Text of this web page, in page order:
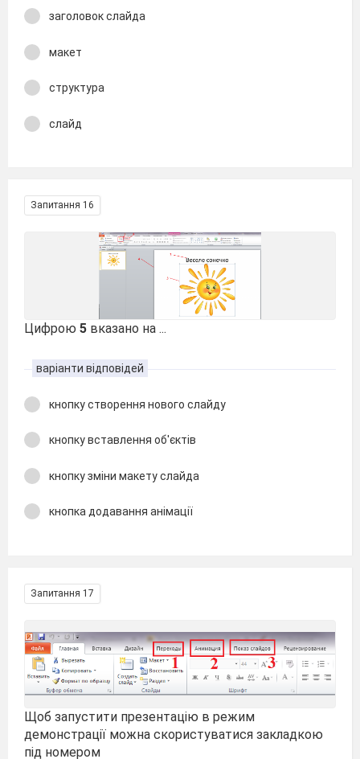
заголовок слайда
макет
структура
слайд
Запитання 16
Цифрою 5 вказано на ...
варіанти відповідей
кнопку створення нового слайду
кнопку вставлення об'єктів
кнопку зміни макету слайда
кнопка додавання анімації
Запитання 17
Щоб запустити презентацію в режим
демонстрації можна скористуватися закладкою
під номером